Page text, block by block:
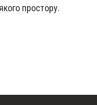
простору.